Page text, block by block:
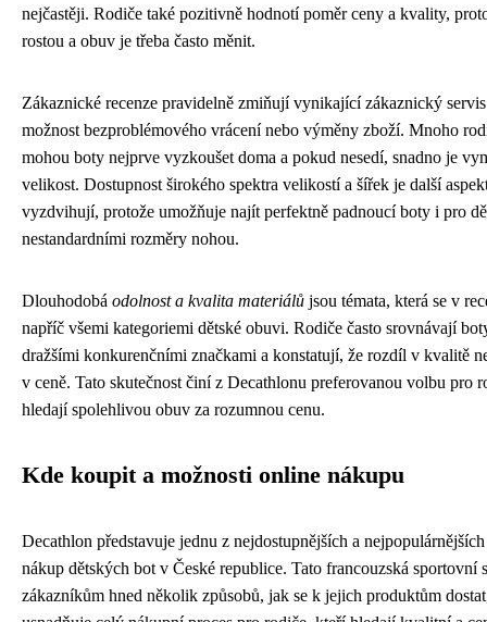
nejčastěji. Rodiče také pozitivně hodnotí poměr ceny a kvality,
rostou a obuv je třeba často měnit.
Zákaznické recenze pravidelně zmiňují vynikající zákaznický
možnost bezproblémového vrácení nebo výměny zboží. Mnoho
mohou boty nejprve vyzkoušet doma a pokud nesedí, snadno je
velikost. Dostupnost širokého spektra velikostí a šířek je další
vyzdvihují, protože umožňuje najít perfektně padnoucí boty i pro
nestandardními rozměry nohou.
Dlouhodobá odolnost a kvalita materiálů jsou témata, která se v
napříč všemi kategoriemi dětské obuvi. Rodiče často srovnávají
dražšími konkurenčními značkami a konstatují, že rozdíl v kvalitě
v ceně. Tato skutečnost činí z Decathlonu preferovanou volbu pro
hledají spolehlivou obuv za rozumnou cenu.
Kde koupit a možnosti online nákupu
Decathlon představuje jednu z nejdostupnějších a
nákup dětských bot v České republice. Tato francouzská sportovní
zákazníkům hned několik způsobů, jak se k jejich produktům